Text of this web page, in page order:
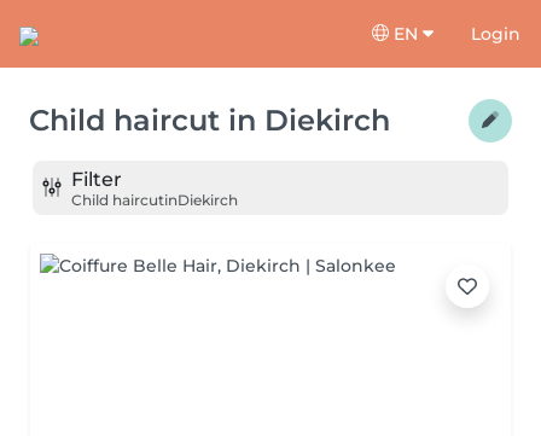
EN Login
Child haircut in Diekirch
Filter
Child haircutinDiekirch